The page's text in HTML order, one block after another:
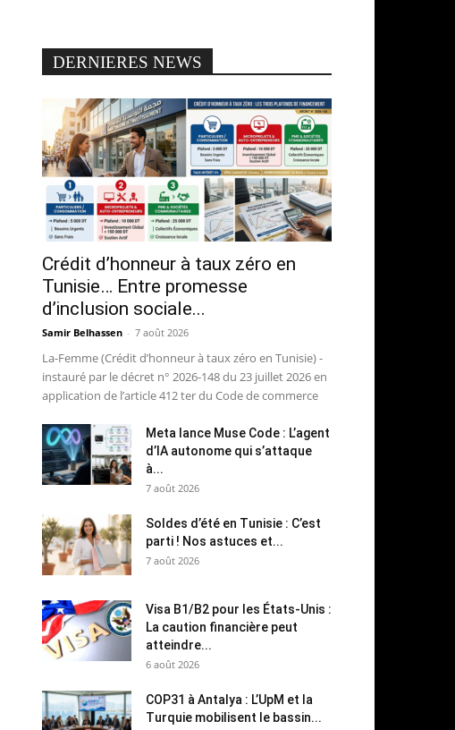
DERNIERES NEWS
Crédit d’honneur à taux zéro en
Tunisie… Entre promesse
d’inclusion sociale...
Samir Belhassen - 7 août 2026
La-Femme (Crédit d’honneur à taux zéro en Tunisie) -
instauré par le décret n° 2026-148 du 23 juillet 2026 en
application de l’article 412 ter du Code de commerce
Meta lance Muse Code : L’agent
d’IA autonome qui s’attaque
à...
7 août 2026
Soldes d’été en Tunisie : C’est
parti ! Nos astuces et...
7 août 2026
Visa B1/B2 pour les États-Unis :
La caution financière peut
atteindre...
6 août 2026
COP31 à Antalya : L’UpM et la
Turquie mobilisent le bassin...